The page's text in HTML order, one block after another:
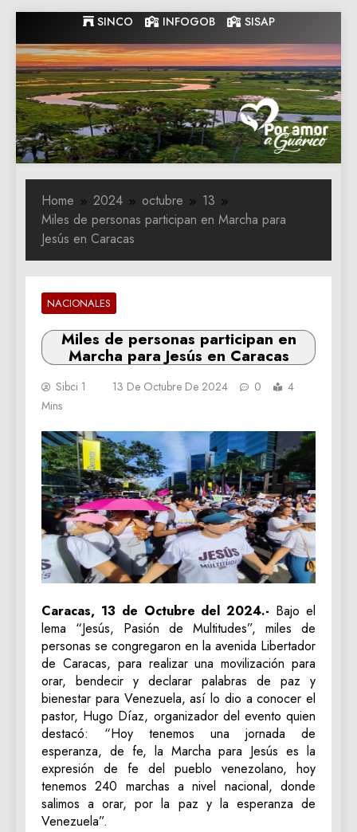
to
content
SINCO INFOGOB SISAP
Gobernacion
de Guarico
Gobernacion de Guarico
Home 2024 octubre
13
Miles de personas participan en Marcha para
Jesús en Caracas
NACIONALES
Miles de personas participan en
Marcha para Jesús en Caracas
Sibci 1 13 De Octubre De 2024 0
4
Mins
Caracas, 13 de Octubre del 2024.- Bajo el
lema “Jesús, Pasión de Multitudes”, miles de
personas se congregaron en la avenida Libertador
de Caracas, para realizar una movilización para
orar, bendecir y declarar palabras de paz y
bienestar para Venezuela, así lo dio a conocer el
pastor, Hugo Díaz, organizador del evento quien
destacó: “Hoy tenemos una jornada de
esperanza, de fe, la Marcha para Jesús es la
expresión de fe del pueblo venezolano, hoy
tenemos 240 marchas a nivel nacional, donde
salimos a orar, por la paz y la esperanza de
Venezuela”.